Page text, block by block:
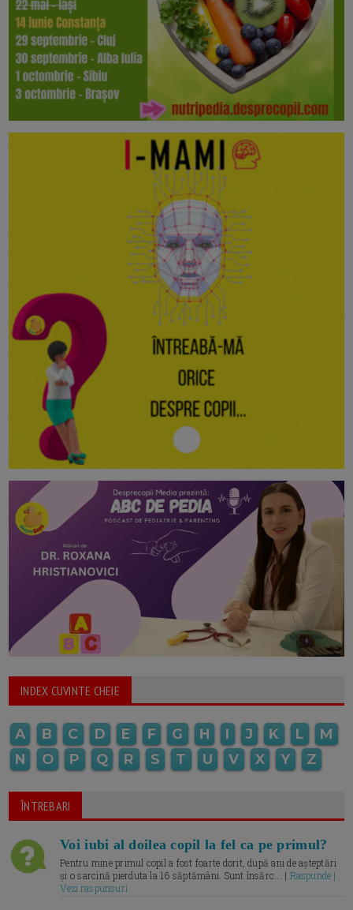
INDEX CUVINTE CHEIE
A B C D E F G H I J K L
M
N
O P Q R S T U V X Y Z
ÎNTREBARI
Voi iubi al doilea copil la fel ca pe primul?
Pentru mine primul copil a fost foarte dorit, după ani de așteptări
și o sarcină pierduta la 16 săptămâni. Sunt însărc... | Raspunde |
Vezi raspunsuri